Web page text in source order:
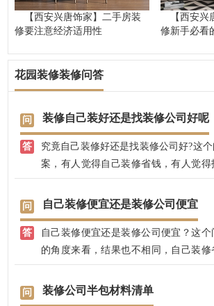
【西安兴唐饰家】二手房装
修要注意经济适用性
【西安
修新手必看
花园装修装修问答
装修自己装好还是找装修公司好呢
究竟自己装修好还是找装修公司好?这
案，有人觉得自己装修省钱，有人觉得
质量有保障，说法不一，各有道理。
自己装修便宜还是装修公司便宜
自己装修便宜还是装修公司便宜？这个
的角度来看，结果也不相同，自己装
不易把控，后期没有保修；找装修公
全程把控，完全不用担心效果，而且，
装修公司半包材料清单